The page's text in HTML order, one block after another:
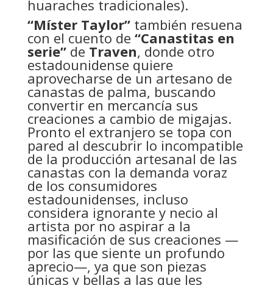
huaraches tradicionales).
“Míster Taylor”también resuena
con el cuento de “Canastitas en
serie”de Traven, donde otro
estadounidense quiere
aprovecharse de un artesano de
canastas de palma, buscando
convertir en mercancía sus
creaciones a cambio de migajas.
Pronto el extranjero se topa con
pared al descubrir lo incompatible
de la producción artesanal de las
canastas con la demanda voraz
de los consumidores
estadounidenses, incluso
considera ignorante y necio al
artista por no aspirar a la
masificación de sus creaciones —
por las que siente un profundo
aprecio—, ya que son piezas
únicas y bellas a las que les